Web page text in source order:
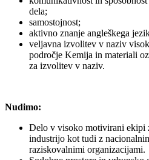
dela;
samostojnost;
aktivno znanje angleškega
veljavna izvolitev v naziv
področje Kemija in materiali
za izvolitev v naziv.
Nudimo:
Delo v visoko motivirani ekipi
industrijo kot tudi z
raziskovalnimi organizacijami.